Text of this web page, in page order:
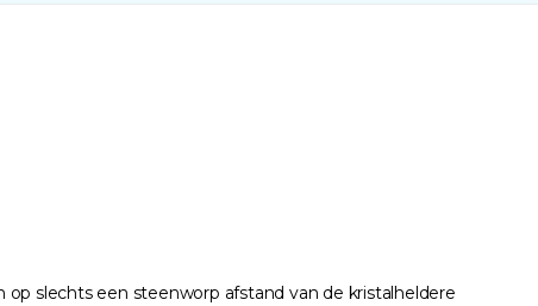
slechts een steenworp afstand van de kristalheldere